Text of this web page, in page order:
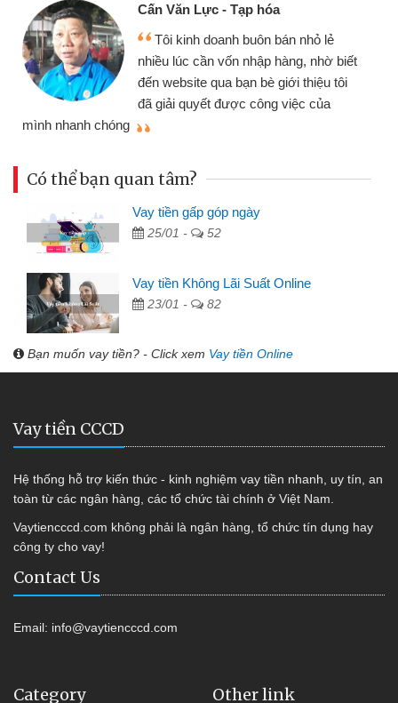
Cấn Văn Lực - Tạp hóa
Tôi kinh doanh buôn bán nhỏ lẻ
nhiều lúc cần vốn nhập hàng, nhờ biết
đến website qua bạn bè giới thiệu tôi
đã giải quyết được công việc của
mình nhanh chóng
Có thể bạn quan tâm?
Vay tiền gấp góp ngày
25/01 - 52
Vay tiền Không Lãi Suất Online
23/01 - 82
Bạn muốn vay tiền? - Click xem Vay tiền Online
Vay tiền CCCD
Hệ thống hỗ trợ kiến thức - kinh nghiệm vay tiền nhanh, uy tín, an
toàn từ các ngân hàng, các tổ chức tài chính ở Việt Nam.
Vaytiencccd.com không phải là ngân hàng, tổ chức tín dụng hay
công ty cho vay!
Contact Us
Email: info@vaytiencccd.com
Category Other link